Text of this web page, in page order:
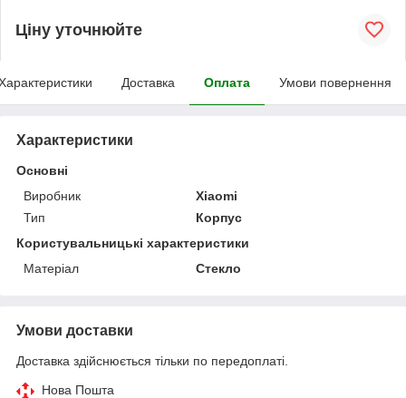
Ціну уточнюйте
Доставка Оплата Умови повернення
Характеристики
Основні
Виробник
Xiaomi
Тип
Корпус
Користувальницькі характеристики
Матеріал
Стекло
Умови доставки
Доставка здійснюється тільки по передоплаті.
Нова Пошта